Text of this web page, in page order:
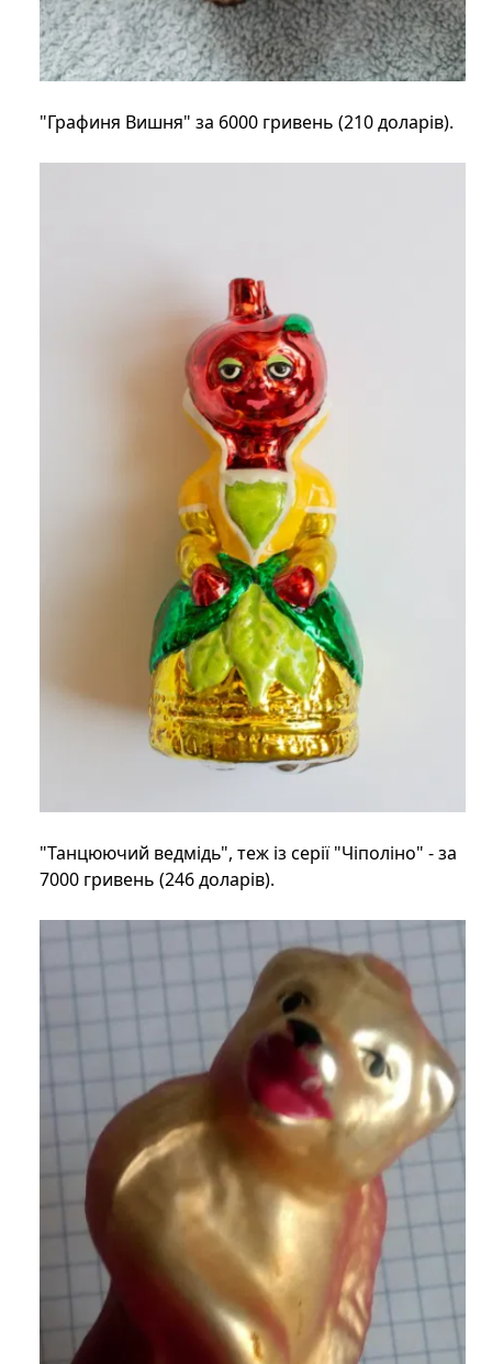
"Графиня Вишня" за 6000 гривень (210 доларів).
"Танцюючий ведмідь", теж із серії "Чіполіно" - за
7000 гривень (246 доларів).